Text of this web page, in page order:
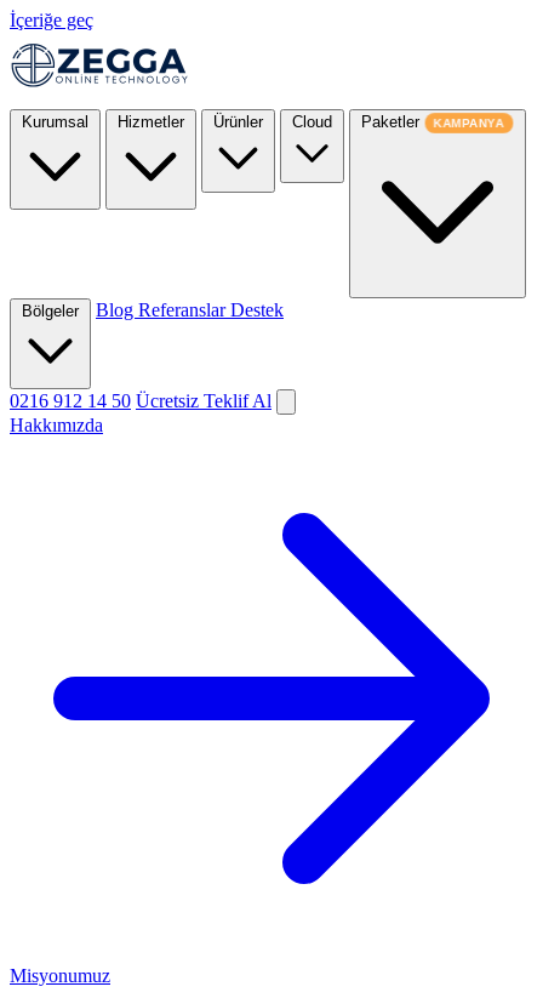
İçeriğe geç
Kurumsal Hizmetler Ürünler Cloud Paketler KAMPANYA
Bölgeler Blog ReferanslarDestek
0216 912 14 50 Ücretsiz Teklif Al
Hakkımızda
Misyonumuz